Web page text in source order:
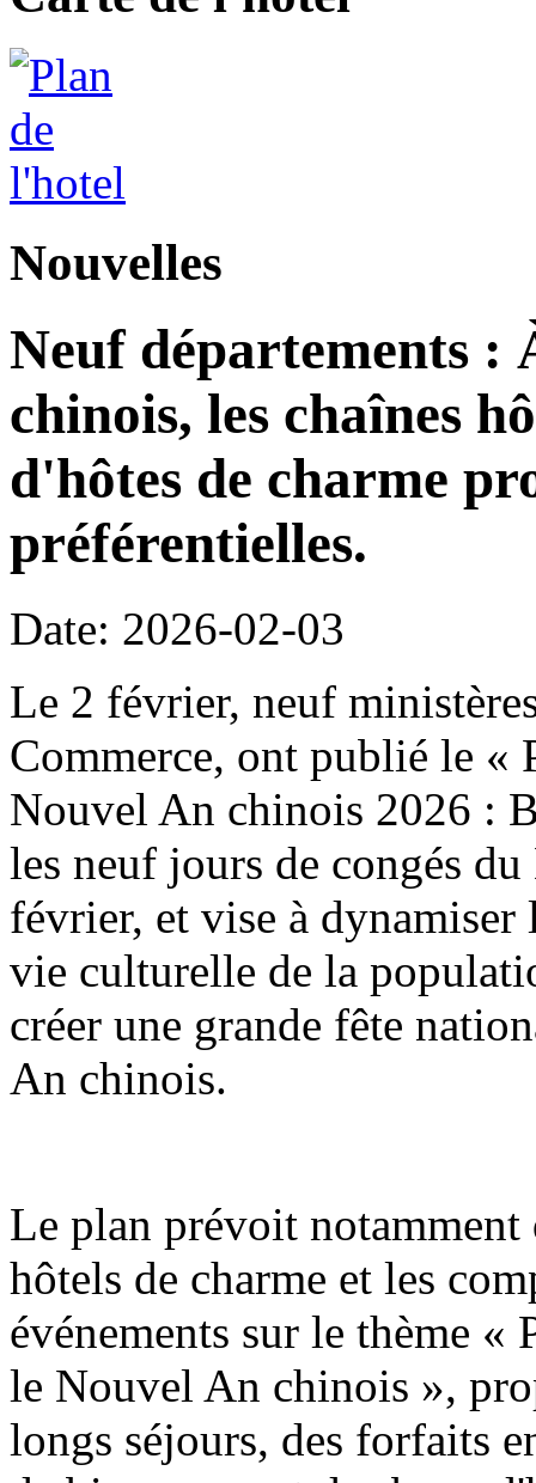
Nouvelles
Neuf départements :
chinois, les chaînes
d'hôtes de charme
préférentielles.
Date: 2026-02-03
Le 2 février, neuf
Commerce, ont publié le «
Nouvel An chinois 2026 :
les neuf jours de congés
février, et vise à dynamiser
vie culturelle de la
créer une grande fête
An chinois.
Le plan prévoit notamment
hôtels de charme et les
événements sur le thème
le Nouvel An chinois »,
longs séjours, des forfaits